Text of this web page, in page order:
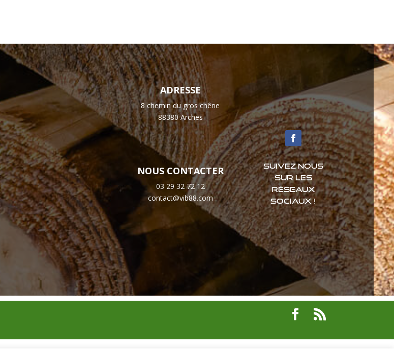
ADRESSE
8 chemin du gros chêne
88380 Arches
NOUS CONTACTER
03 29 32 72 12
contact@vib88.com
Suivez nous
sur les
réseaux
sociaux !